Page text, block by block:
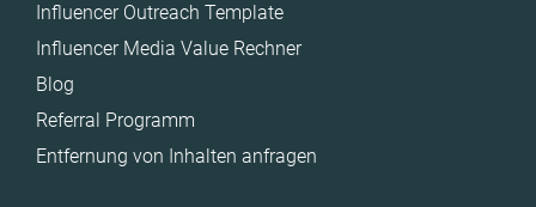
Influencer Outreach Template
Influencer Media Value Rechner
Blog
Referral Programm
Entfernung von Inhalten anfragen